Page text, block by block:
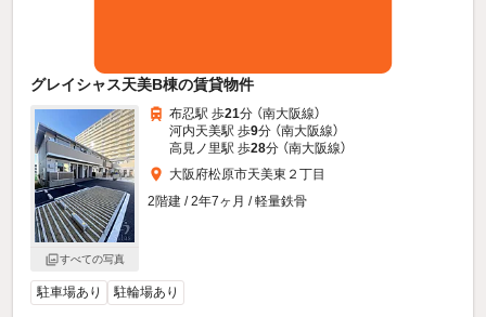
グレイシャス天美B棟の賃貸物件
すべての写真
布忍駅 歩21分 （南大阪線）
河内天美駅 歩9分 （南大阪線）
高見ノ里駅 歩28分 （南大阪線）
大阪府松原市天美東２丁目
2階建 / 2年7ヶ月 / 軽量鉄骨
駐車場あり 駐輪場あり